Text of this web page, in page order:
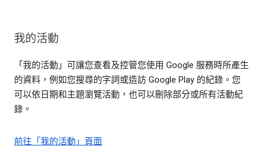
我的活動
「我的活動」可讓您查看及控管您使用 Google 服務時所產生
的資料，例如您搜尋的字詞或造訪 Google Play 的紀錄。您
可以依日期和主題瀏覽活動，也可以刪除部分或所有活動紀
錄。
前往「我的活動」頁面